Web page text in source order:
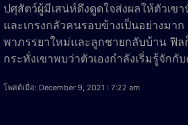
ปศุสัตว์ผู้มีเสน่ห์ดึงดูดใจส่งผลให้ตัวเข
และเกรงกลัวคนรอบข้างเป็นอย่างมา
พาภรรยาใหม่และลูกชายกลับบ้าน ฟิ
กระทั่งเขาพบว่าตัวเองกำลังเริ่มรู้จักกั
โพสต์เมื่อ: December 9, 2021 : 7:22 am